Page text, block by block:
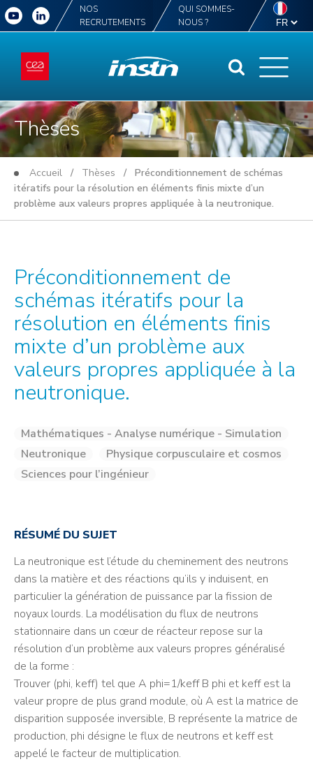
NOS
RECRUTEMENTS
QUI SOMMES-
NOUS ?
Thèses
Accueil / Thèses / Préconditionnement de schémas
itératifs pour la résolution en éléments finis mixte d’un
problème aux valeurs propres appliquée à la neutronique.
Préconditionnement de
schémas itératifs pour la
résolution en éléments finis
mixte d’un problème aux
valeurs propres appliquée à la
neutronique.
Mathématiques - Analyse numérique - Simulation
Neutronique
Physique corpusculaire et cosmos
Sciences pour l’ingénieur
RÉSUMÉ DU SUJET
La neutronique est l’étude du cheminement des neutrons
dans la matière et des réactions qu’ils y induisent, en
particulier la génération de puissance par la fission de
noyaux lourds. La modélisation du flux de neutrons
stationnaire dans un cœur de réacteur repose sur la
résolution d’un problème aux valeurs propres généralisé
de la forme :
Trouver (phi, keff) tel que A phi=1/keff B phi et keff est la
valeur propre de plus grand module, où A est la matrice de
disparition supposée inversible, B représente la matrice de
production, phi désigne le flux de neutrons et keff est
appelé le facteur de multiplication.